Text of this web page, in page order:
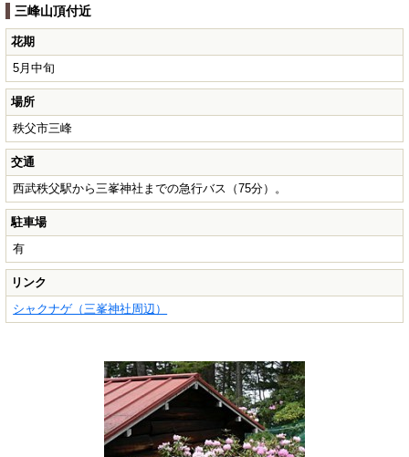
三峰山頂付近
花期
5月中旬
場所
秩父市三峰
交通
西武秩父駅から三峯神社までの急行バス（75分）。
駐車場
有
リンク
シャクナゲ（三峯神社周辺）